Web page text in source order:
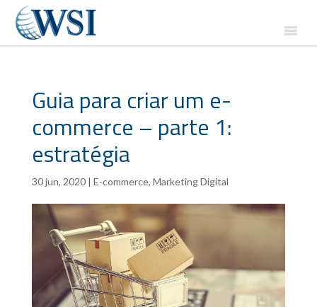
Guia para criar um e-
commerce – parte 1:
estratégia
30 jun, 2020| E-commerce, Marketing Digital